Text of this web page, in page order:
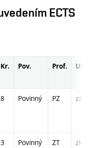
ECTS
Kr. Pov. Prof. Uk.
8 Povinný PZ zá
3 Povinný ZT zk